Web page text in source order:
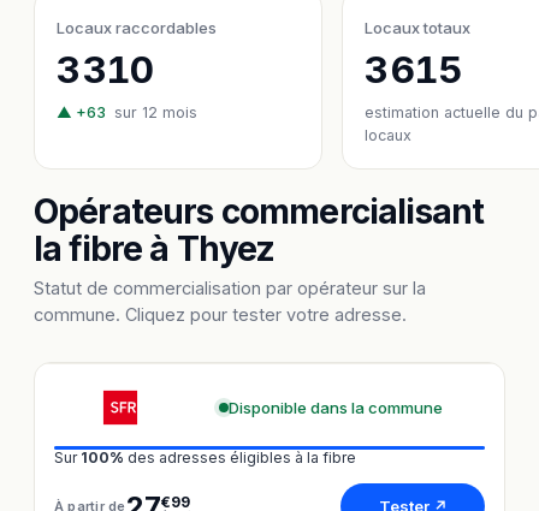
Locaux raccordables
3 310
▲ +63 sur 12 mois
Locaux totaux
3 615
estimation actuelle du
locaux
Opérateurs commercialisant
la fibre à Thyez
Statut de commercialisation par opérateur sur la
commune. Cliquez pour tester votre adresse.
Disponible dans la commune
Sur 100% des adresses éligibles à la fibre
À partir de €99 Tester ↗